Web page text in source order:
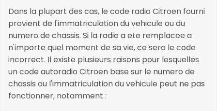
Dans la plupart des cas, le code radio Citroen fourni
provient de l'immatriculation du vehicule ou du
numero de chassis. Si la radio a ete remplacee a
n'importe quel moment de sa vie, ce sera le code
incorrect. Il existe plusieurs raisons pour lesquelles
un code autoradio Citroen base sur le numero de
chassis ou l'immatriculation du vehicule peut ne pas
fonctionner, notamment :